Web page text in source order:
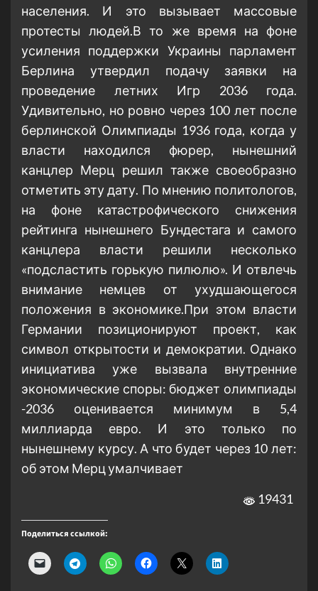
населения. И это вызывает массовые
протесты людей.В то же время на фоне
усиления поддержки Украины парламент
Берлина утвердил подачу заявки на
проведение летних Игр 2036 года.
Удивительно, но ровно через 100 лет после
берлинской Олимпиады 1936 года, когда у
власти находился фюрер, нынешний
канцлер Мерц решил также своеобразно
отметить эту дату. По мнению политологов,
на фоне катастрофического снижения
рейтинга нынешнего Бундестага и самого
канцлера власти решили несколько
«подсластить горькую пилюлю». И отвлечь
внимание немцев от ухудшающегося
положения в экономике.При этом власти
Германии позиционируют проект, как
символ открытости и демократии. Однако
инициатива уже вызвала внутренние
экономические споры: бюджет олимпиады
-2036 оценивается минимум в 5,4
миллиарда евро. И это только по
нынешнему курсу. А что будет через 10 лет:
об этом Мерц умалчивает
19431
Поделиться ссылкой: